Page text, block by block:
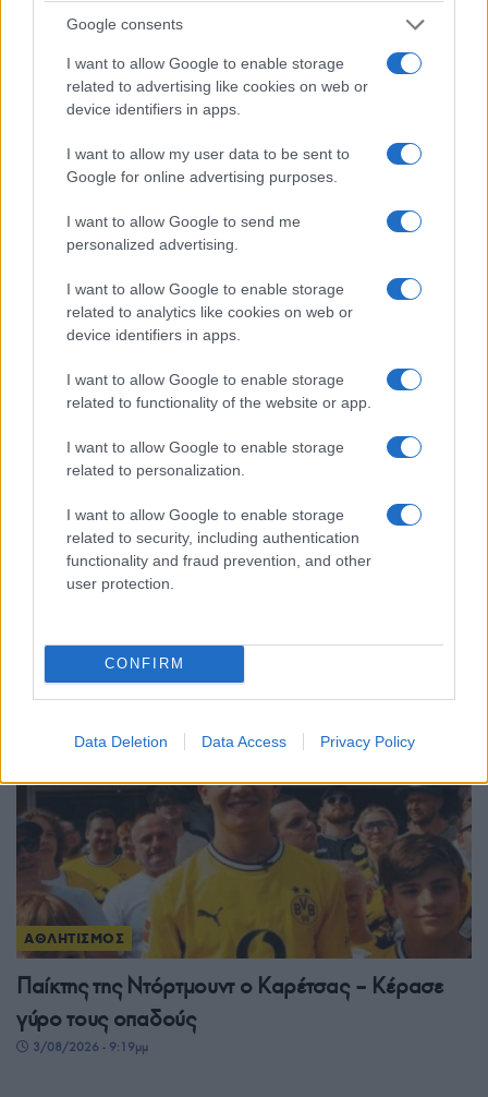
Google consents
I want to allow Google to enable storage
related to advertising like cookies on web or
device identifiers in apps.
I want to allow my user data to be sent to
Google for online advertising purposes.
I want to allow Google to send me
personalized advertising.
I want to allow Google to enable storage
related to analytics like cookies on web or
device identifiers in apps.
I want to allow Google to enable storage
related to functionality of the website or app.
I want to allow Google to enable storage
related to personalization.
I want to allow Google to enable storage
related to security, including authentication
functionality and fraud prevention, and other
user protection.
CONFIRM
Data Deletion Data Access Privacy Policy
ΑΘΛΗΤΙΣΜΟΣ
Champions League: «Κόλλησε» στο 0-0 με τη
Ναϊμέγκεν ο Ολυμπιακός
ΑΘΛΗΤΙΣΜΟΣ
Μόντρεαλ: Αποφασιστικός Τσιτσιπάς, πέρασε
4/08/2026 - 9:51μμ
ΑΘΛΗΤΙΣΜΟΣ
Παίκτης της Ντόρτμουντ ο Καρέτσας – Κέρασε
γύρο τους οπαδούς
3/08/2026 - 9:19μμ